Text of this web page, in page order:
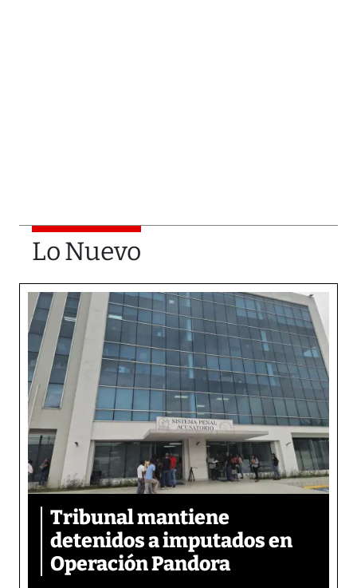
Lo Nuevo
Tribunal mantiene
detenidos a imputados en
Operación Pandora